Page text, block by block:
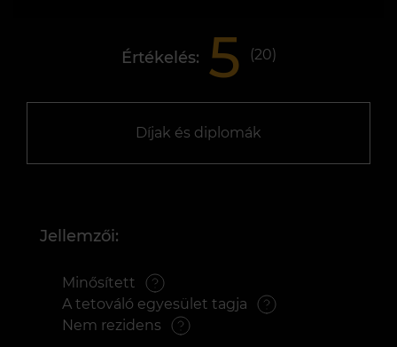
Értékelés: 5 (20)
Díjak és diplomák
Jellemzői:
Minősített
A tetováló egyesület tagja
Nem rezidens